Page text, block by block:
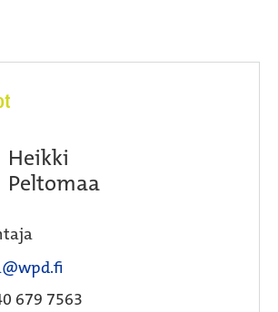
Heikki
Peltomaa
679 7563